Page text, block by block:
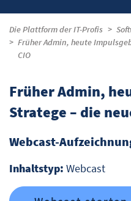
Die Plattform der IT-Profis
Früher Admin, heute
CIO
Früher Admin,
Stratege – die
Webcast-
Inhaltstyp: Webcast